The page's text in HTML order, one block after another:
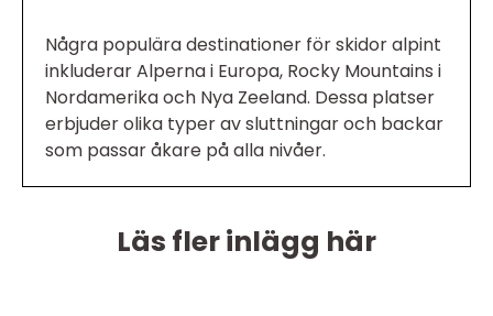
Några populära destinationer för skidor alpint
inkluderar Alperna i Europa, Rocky Mountains i
Nordamerika och Nya Zeeland. Dessa platser
erbjuder olika typer av sluttningar och backar
som passar åkare på alla nivåer.
Läs fler inlägg här